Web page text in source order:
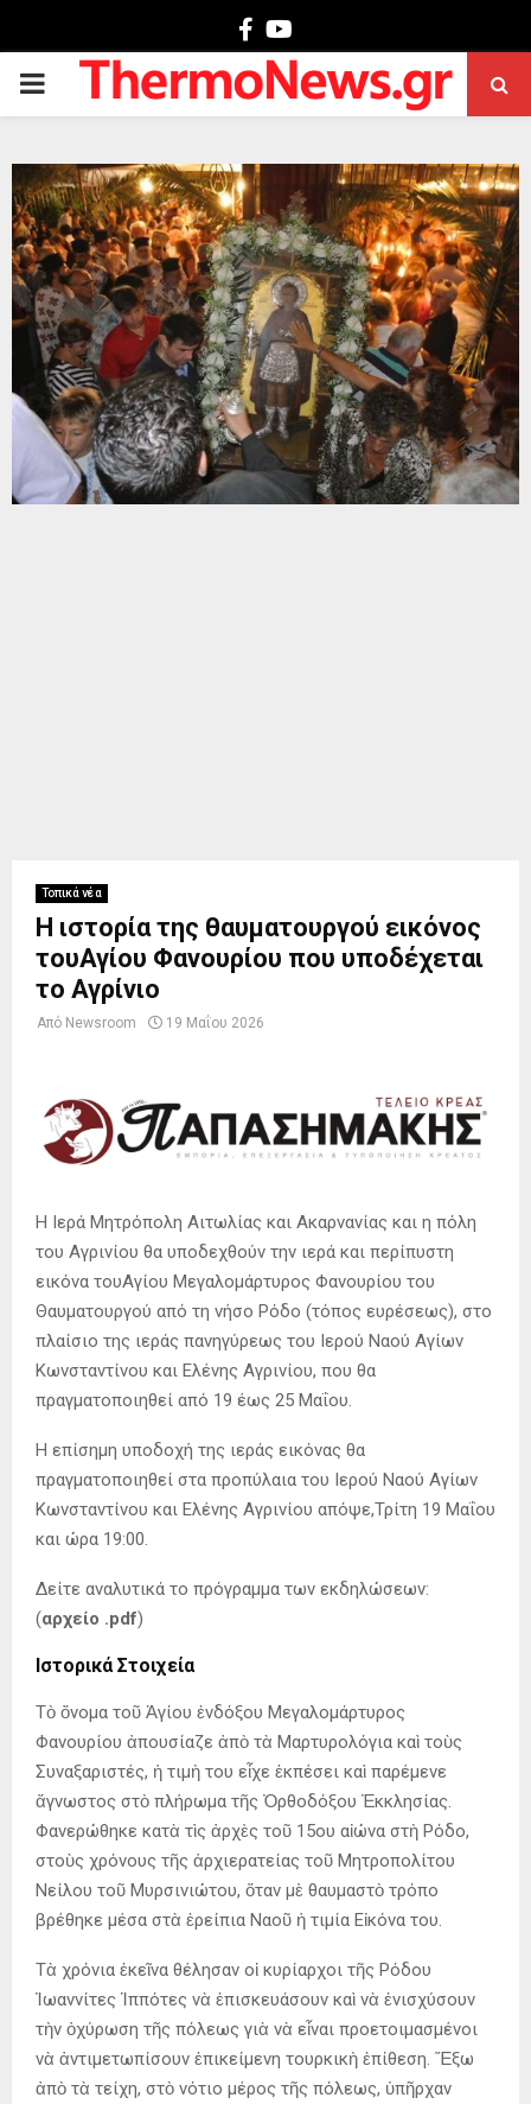
Facebook
PRIMARY
Τοπικά νέα
Η ιστορία της θαυματουργού εικόνος
τουΑγίου Φανουρίου που υποδέχεται
το Αγρίνιο
Από Newsroom 19 Μαΐου 2026
Η Ιερά Μητρόπολη Αιτωλίας και Ακαρνανίας και η πόλη
του Αγρινίου θα υποδεχθούν την ιερά και περίπυστη
εικόνα τουΑγίου Μεγαλομάρτυρος Φανουρίου του
Θαυματουργού από τη νήσο Ρόδο (τόπος ευρέσεως), στο
πλαίσιο της ιεράς πανηγύρεως του Ιερού Ναού Αγίων
Κωνσταντίνου και Ελένης Αγρινίου, που θα
πραγματοποιηθεί από 19 έως 25 Μαΐου.
Η επίσημη υποδοχή της ιεράς εικόνας θα
πραγματοποιηθεί στα προπύλαια του Ιερού Ναού Αγίων
Κωνσταντίνου και Ελένης Αγρινίου απόψε,Τρίτη 19 Μαΐου
και ώρα 19:00.
Δείτε αναλυτικά το πρόγραμμα των εκδηλώσεων:
(αρχείο .pdf)
Ιστορικά Στοιχεία
Τὸ ὄνομα τοῦ Ἁγίου ἐνδόξου Μεγαλομάρτυρος
Φανουρίου ἀπουσίαζε ἀπὸ τὰ Μαρτυρολόγια καὶ τοὺς
Συναξαριστές, ἡ τιμὴ του εἶχε ἐκπέσει καὶ παρέμενε
ἄγνωστος στὸ πλήρωμα τῆς Ὀρθοδόξου Ἐκκλησίας.
Φανερώθηκε κατὰ τὶς ἀρχὲς τοῦ 15ου αἰώνα στὴ Ρόδο,
στοὺς χρόνους τῆς ἀρχιερατείας τοῦ Μητροπολίτου
Νείλου τοῦ Μυρσινιώτου, ὅταν μὲ θαυμαστὸ τρόπο
βρέθηκε μέσα στὰ ἐρείπια Ναοῦ ἡ τιμία Εἰκόνα του.
Τὰ χρόνια ἐκεῖνα θέλησαν οἱ κυρίαρχοι τῆς Ρόδου
Ἰωαννίτες Ἱππότες νὰ ἐπισκευάσουν καὶ νὰ ἐνισχύσουν
τὴν ὀχύρωση τῆς πόλεως γιὰ νὰ εἶναι προετοιμασμένοι
νὰ ἀντιμετωπίσουν ἐπικείμενη τουρκικὴ ἐπίθεση. Ἔξω
ἀπὸ τὰ τείχη, στὸ νότιο μέρος τῆς πόλεως, ὑπῆρχαν